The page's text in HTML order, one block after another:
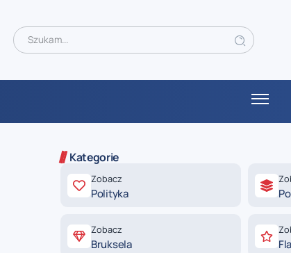
Kategorie
Zobacz
Polityka
Zobacz
Bruksela